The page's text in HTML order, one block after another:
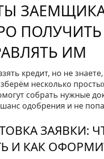
ИМ
кредит, но не
несколько
собрать нужные
одобрения и не
ЗАЯВКИ:
И КАК